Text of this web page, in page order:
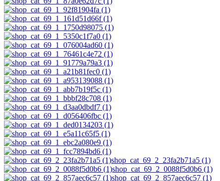
shop_cat_69_2_23fa2b71a5 (1)
shop_cat_69_2_0088f5d0b6 (1)
shop_cat_69_2_857aec6c57 (1)